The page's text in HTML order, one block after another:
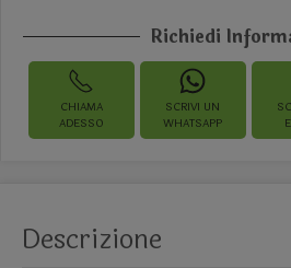
Richiedi
CHIAMA
ADESSO
SCRIVI UN
WHATSAPP
Descrizione